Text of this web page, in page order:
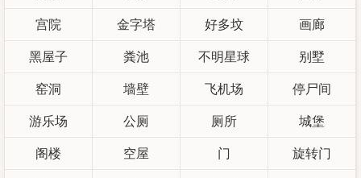
宫院 金字塔 好多坟 画廊
黑屋子 粪池 不明星球 别墅
窑洞 墙壁 飞机场 停尸间
游乐场 公厕 厕所 城堡
阁楼 空屋 门 旋转门